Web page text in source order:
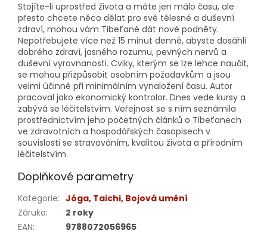
Stojíte-li uprostřed života a máte jen málo času, ale
přesto chcete něco dělat pro své tělesné a duševní
zdraví, mohou vám Tibeťané dát nové podněty.
Nepotřebujete více než 15 minut denně, abyste dosáhli
dobrého zdraví, jasného rozumu, pevných nervů a
duševní vyrovnanosti. Cviky, kterým se lze lehce naučit,
se mohou přizpůsobit osobním požadavkům a jsou
velmi účinné při minimálním vynaložení času. Autor
pracoval jako ekonomický kontrolor. Dnes vede kursy a
zabývá se léčitelstvím. Veřejnost se s ním seznámila
prostřednictvím jeho početných článků o Tibeťanech
ve zdravotních a hospodářských časopisech v
souvislosti se stravováním, kvalitou života a přírodním
léčitelstvím.
Doplňkové parametry
Kategorie: Jóga, Taichi, Bojová umění
Záruka:
2 roky
EAN: 9788072056965